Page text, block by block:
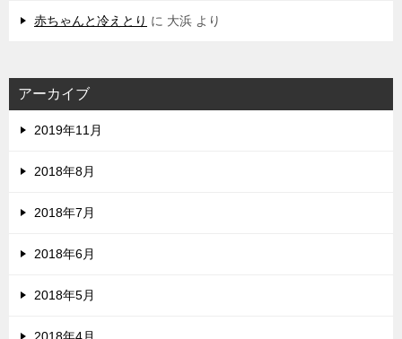
赤ちゃんと冷えとり に 大浜 より
アーカイブ
2019年11月
2018年8月
2018年7月
2018年6月
2018年5月